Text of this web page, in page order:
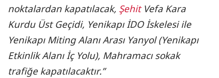
noktalardan kapatılacak, ŞehitVefa Kara
Kurdu Üst Geçidi, Yenikapı İDO İskelesi ile
Yenikapı Miting Alanı Arası Yanyol (Yenikapı
Etkinlik Alanı İç Yolu), Mahramacı sokak
trafiğe kapatılacaktır.”